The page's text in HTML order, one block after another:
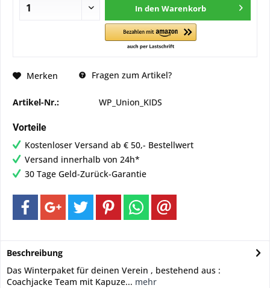
In den Warenkorb
Merken Fragen zum Artikel?
Artikel-Nr.: WP_Union_KIDS
Vorteile
Kostenloser Versand ab € 50,- Bestellwert
Versand innerhalb von 24h*
30 Tage Geld-Zurück-Garantie
Beschreibung
Das Winterpaket für deinen Verein , bestehend aus :
Coachjacke Team mit Kapuze... mehr